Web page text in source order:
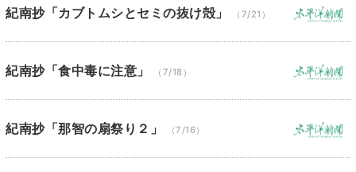
紀南抄「カブトムシとセミの抜け殻」 （7/21）
紀南抄「食中毒に注意」 （7/18）
紀南抄「那智の扇祭り２」 （7/16）